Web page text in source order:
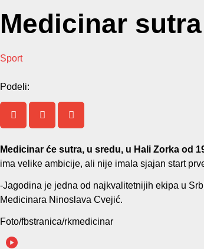
Medicinar
Sport
Podeli:
Medicinar će sutra, u sredu, u Hali Zorka od
ima velike ambicije, ali nije imala sjajan start
-Jagodina je jedna od najkvalitetnijih ekipa u
Medicinara Ninoslava Cvejić.
Foto/fbstranica/rkmedicinar